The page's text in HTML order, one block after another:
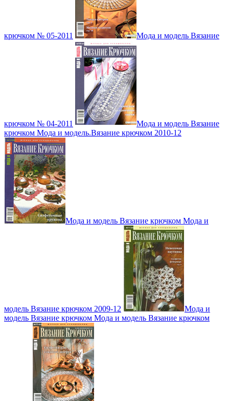
крючком № 05-2011 Мода и модель Вязание
крючком № 04-2011
Мода и модель Вязание
крючком Мода и модель.Вязание крючком 2010-12
Мода и модель Вязание крючком Мода и
модель Вязание крючком 2009-12
Мода и
модель Вязание крючком Мода и модель Вязание крючком